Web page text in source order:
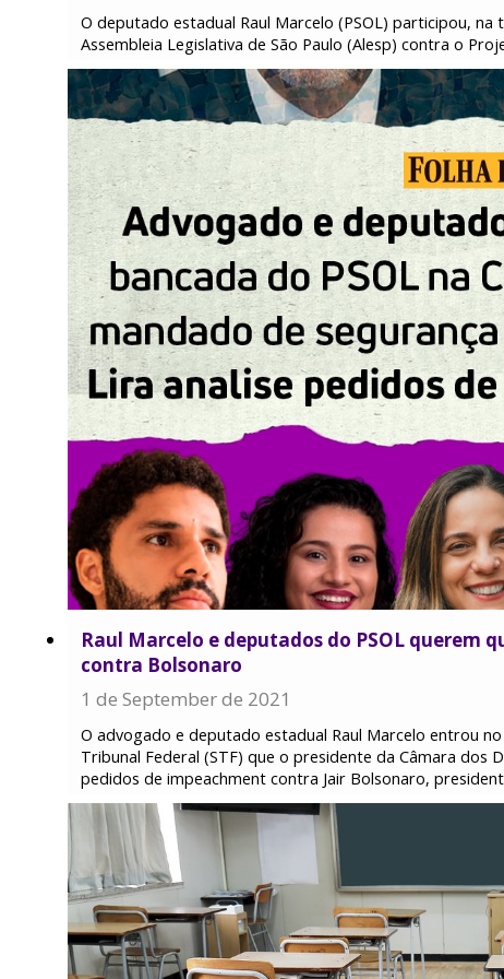
O deputado estadual Raul Marcelo (PSOL) participou,
Assembleia Legislativa de São Paulo (Alesp) contra o
Raul Marcelo e deputados do PSOL querem
contra Bolsonaro
1 de September de 2021
O advogado e deputado estadual Raul Marcelo entrou
Tribunal Federal (STF) que o presidente da Câmara
pedidos de impeachment contra Jair Bolsonaro,